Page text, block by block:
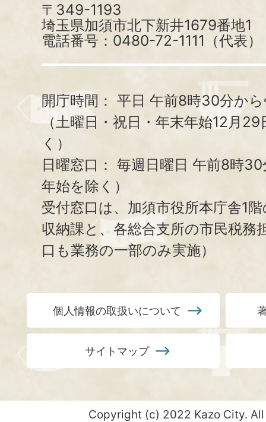
〒349-1193
埼玉県加須市北下新井1679番地1
電話番号：0480-72-1111（代表）
開庁時間： 平日 午前8時30分か
（土曜日・祝日・年末年始12月
く）
日曜窓口： 毎週日曜日 午前8時
年始を除く）
受付窓口は、加須市役所本庁舎1
収納課と、 各総合支所の市民税務
口も業務の一部のみ実施）
個人情報の取扱いについて
サイトマップ
Copyright (c) 2022 Kazo City.